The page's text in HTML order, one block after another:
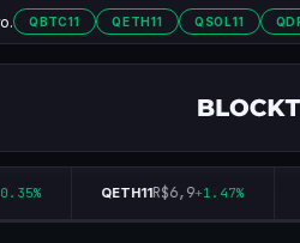
QBTC11 QETH11 QSOL11
QETH11R$6,9+1.47%